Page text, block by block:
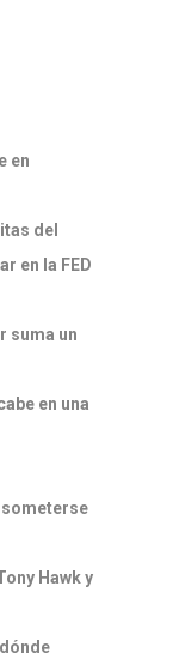
en
del
en la FED
suma un
en una
Hawk y